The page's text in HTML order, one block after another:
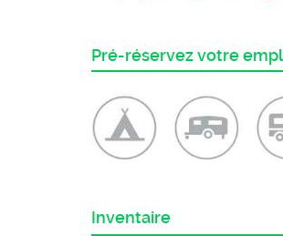
Pré-réservez votre
Inventaire